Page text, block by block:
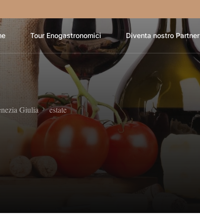
Tour Enogastronomici Diventa nostro Partner
Giulia estate